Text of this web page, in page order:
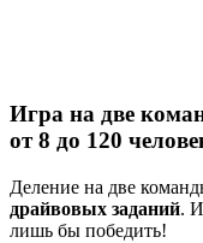
Игра на две
от 8 до 120
Деление на две
драйвовых заданий.
лишь бы победить!